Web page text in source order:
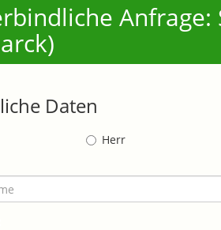
Daten
Herr